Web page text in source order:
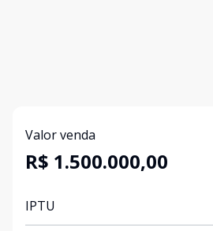
Valor venda
R$ 1.500.000,00
IPTU